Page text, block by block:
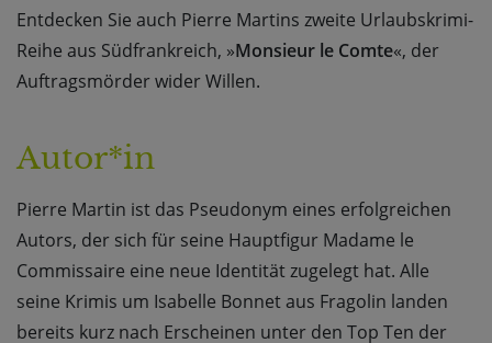
Entdecken Sie auch Pierre Martins zweite Urlaubskrimi-
Reihe aus Südfrankreich, »Monsieur le Comte«, der
Auftragsmörder wider Willen.
Autor*in
Pierre Martin ist das Pseudonym eines erfolgreichen
Autors, der sich für seine Hauptfigur Madame le
Commissaire eine neue Identität zugelegt hat. Alle
seine Krimis um Isabelle Bonnet aus Fragolin landen
bereits kurz nach Erscheinen unter den Top Ten der